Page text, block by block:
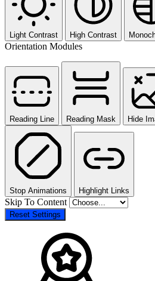
Light Contrast High Contrast
Orientation Modules
Reading Line Reading Mask Hide
Stop Animations Highlight Links
Skip To Content
Reset Settings